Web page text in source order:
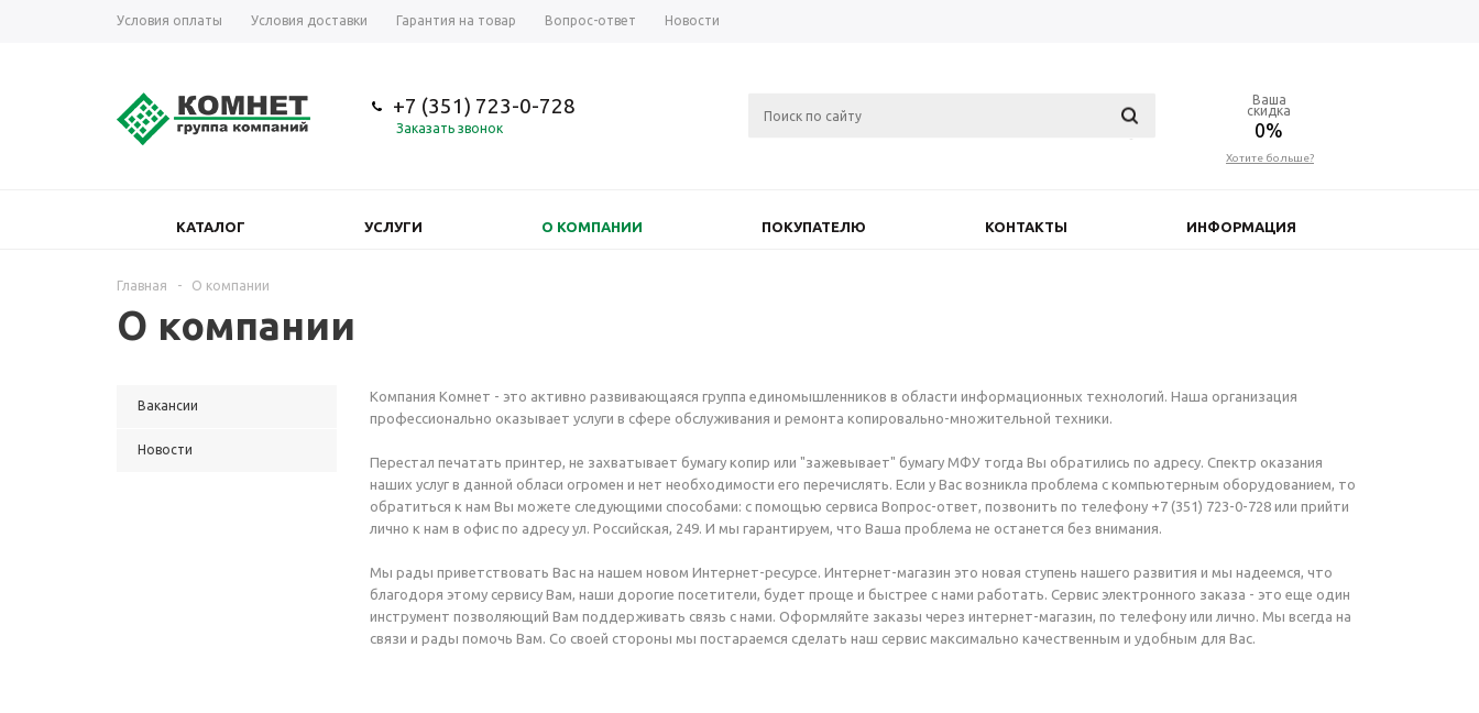
Условия оплаты Условия доставки Гарантия на товар Вопрос-ответ Новости
+7 (351) 723-0-728
Заказать звонок
Ваша
скидка
0%
Хотите больше?
КАТАЛОГ УСЛУГИ О КОМПАНИИ ПОКУПАТЕЛЮ КОНТАКТЫ ИНФОРМАЦИЯ
Главная - О компании
О компании
Вакансии
Новости
Компания Комнет - это активно развивающаяся группа единомышленников в области информационных технологий. Наша организация
профессионально оказывает услуги в сфере обслуживания и ремонта копировально-множительной техники.
Перестал печатать принтер, не захватывает бумагу копир или "зажевывает" бумагу МФУ тогда Вы обратились по адресу. Спектр оказания
наших услуг в данной обласи огромен и нет необходимости его перечислять. Если у Вас возникла проблема с компьютерным оборудованием, то
обратиться к нам Вы можете следующими способами: с помощью сервиса Вопрос-ответ, позвонить по телефону +7 (351) 723-0-728 или прийти
лично к нам в офис по адресу ул. Российская, 249. И мы гарантируем, что Ваша проблема не останется без внимания.
Мы рады приветствовать Вас на нашем новом Интернет-ресурсе. Интернет-магазин это новая ступень нашего развития и мы надеемся, что
благодоря этому сервису Вам, наши дорогие посетители, будет проще и быстрее с нами работать. Сервис электронного заказа - это еще один
инструмент позволяющий Вам поддерживать связь с нами. Оформляйте заказы через интернет-магазин, по телефону или лично. Мы всегда на
связи и рады помочь Вам. Со своей стороны мы постараемся сделать наш сервис максимально качественным и удобным для Вас.